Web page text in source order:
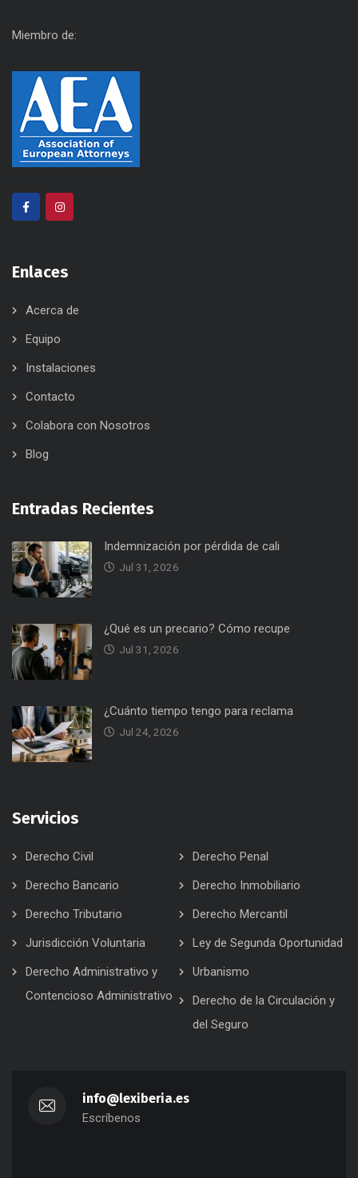
Miembro de:
Enlaces
Acerca de
Equipo
Instalaciones
Contacto
Colabora con Nosotros
Blog
Entradas Recientes
Indemnización por pérdida de cali
Jul 31, 2026
¿Qué es un precario? Cómo recupe
Jul 31, 2026
¿Cuánto tiempo tengo para reclama
Jul 24, 2026
Servicios
Derecho Civil
Derecho Penal
Derecho Bancario
Derecho Inmobiliario
Derecho Tributario
Derecho Mercantil
Jurisdicción Voluntaria
Ley de Segunda Oportunidad
Derecho Administrativo y
Contencioso Administrativo
Urbanismo
Derecho de la Circulación y
del Seguro
info@lexiberia.es
Escríbenos